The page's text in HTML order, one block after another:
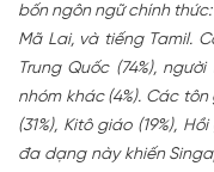
bốn ngôn ngữ chính
Mã Lai, và tiếng Tamil.
Trung Quốc (74%),
nhóm khác (4%). Các
(31%), Kitô giáo (19%),
đa dạng này khiến